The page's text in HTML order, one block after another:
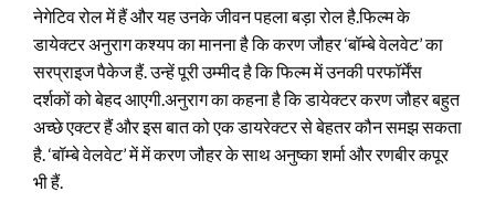
नेगेटिव रोल में हैं और यह उनके जीवन पहला बड़ा रोल है.फिल्म के
डायेक्टर अनुराग कश्यप का मानना है कि करण जौहर ‘बॉम्बे वेलवेट’ का
सरप्राइज पैकेज हैं. उन्हें पूरी उम्मीद है कि फिल्म में उनकी परफॉर्मेंस
दर्शकों को बेहद आएगी.अनुराग का कहना है कि डायेक्टर करण जौहर बहुत
अच्छे एक्टर हैं और इस बात को एक डायरेक्टर से बेहतर कौन समझ सकता
है. ‘बॉम्बे वेलवेट’ में में करण जौहर के साथ अनुष्का शर्मा और रणबीर कपूर
भी हैं.